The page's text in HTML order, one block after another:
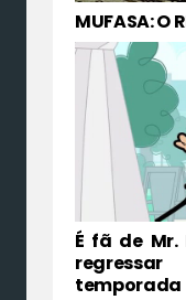
MUFASA: O
É fã de
temporada